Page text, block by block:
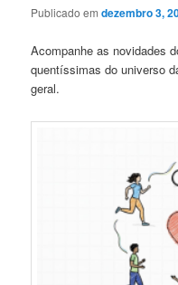
Publicado emdezembro 3,
Acompanhe as novidades
quentíssimas do universo
geral.